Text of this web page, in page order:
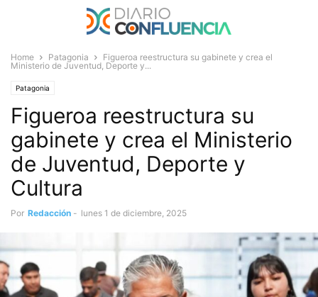
Home Patagonia
Figueroa reestructura su gabinete y crea el
Ministerio de Juventud, Deporte y...
Patagonia
Figueroa reestructura su
gabinete y crea el Ministerio
de Juventud, Deporte y
Cultura
Por Redacción - lunes 1 de diciembre, 2025